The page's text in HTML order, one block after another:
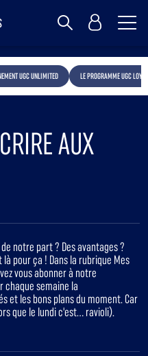
MY UGC
UGC UNLIMITED LE PROGRAMME UGC
AUX
notre part ? Des avantages ?
pour ça ! Dans la rubrique Mes
vous abonner à notre
semaine la
et les bons plans du moment. Car
que le lundi c'est... ravioli).